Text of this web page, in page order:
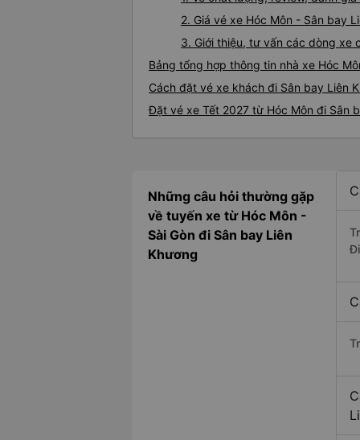
2. Giá vé xe Hóc Môn - Sân bay
3. Giới thiệu, tư vấn các dòng xe
Bảng tổng hợp thông tin nhà xe Hóc
Cách đặt vé xe khách đi Sân bay Liên
Đặt vé xe Tết 2027 từ Hóc Môn đi Sân
Những câu hỏi thường gặp
về tuyến xe từ Hóc Môn -
Sài Gòn đi Sân bay Liên
Khương